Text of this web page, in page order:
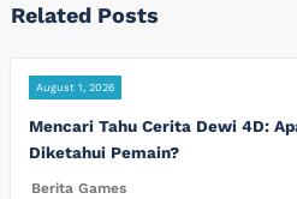
Related Posts
August 1, 2026
Mencari Tahu Cerita Dewi 4D:
Diketahui Pemain?
Berita Games